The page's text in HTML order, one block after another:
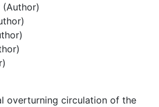
(Author)
overturning circulation of the